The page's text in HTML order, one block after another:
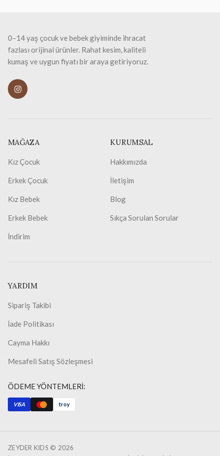
0–14 yaş çocuk ve bebek giyiminde ihracat
fazlası orijinal ürünler. Rahat kesim, kaliteli
kumaş ve uygun fiyatı bir araya getiriyoruz.
MAĞAZA
Kız Çocuk
Erkek Çocuk
Kız Bebek
Erkek Bebek
İndirim
KURUMSAL
Hakkımızda
İletişim
Blog
Sıkça Sorulan Sorular
YARDIM
Sipariş Takibi
İade Politikası
Cayma Hakkı
Mesafeli Satış Sözleşmesi
ÖDEME YÖNTEMLERİ:
VISA troy
ZEYDER KIDS © 2026